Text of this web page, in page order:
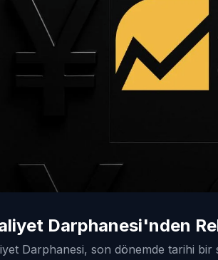
Darphanesi'nden
Darphanesi, son dönemde tarihi bir